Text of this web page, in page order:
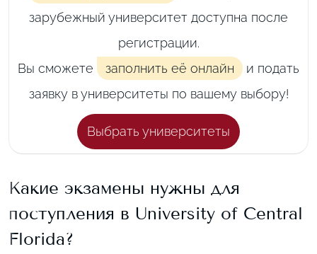
зарубежный университет доступна после
регистрации.
Вы сможете
заполнить её онлайн
и подать
заявку в университеты по вашему выбору!
Выбрать университеты
Какие экзамены нужны для
поступления в University of Central
Florida?